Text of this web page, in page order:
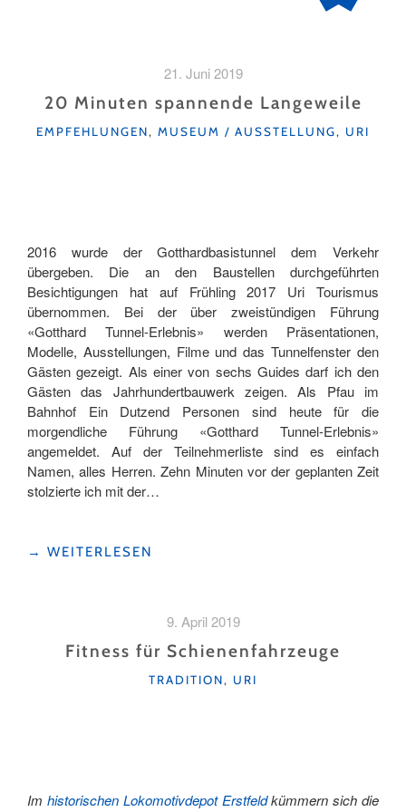
21. Juni 2019
20 Minuten spannende Langeweile
KATEGORIEN
EMPFEHLUNGEN, MUSEUM / AUSSTELLUNG, URI
2016 wurde der Gotthardbasistunnel dem Verkehr
übergeben. Die an den Baustellen durchgeführten
Besichtigungen hat auf Frühling 2017 Uri Tourismus
übernommen. Bei der über zweistündigen Führung
«Gotthard Tunnel-Erlebnis» werden Präsentationen,
Modelle, Ausstellungen, Filme und das Tunnelfenster den
Gästen gezeigt. Als einer von sechs Guides darf ich den
Gästen das Jahrhundertbauwerk zeigen. Als Pfau im
Bahnhof Ein Dutzend Personen sind heute für die
morgendliche Führung «Gotthard Tunnel-Erlebnis»
angemeldet. Auf der Teilnehmerliste sind es einfach
Namen, alles Herren. Zehn Minuten vor der geplanten Zeit
stolzierte ich mit der…
«20
→ WEITERLESEN
9. April 2019
Fitness für Schienenfahrzeuge
KATEGORIEN
TRADITION, URI
Im historischen Lokomotivdepot Erstfeldkümmern sich die